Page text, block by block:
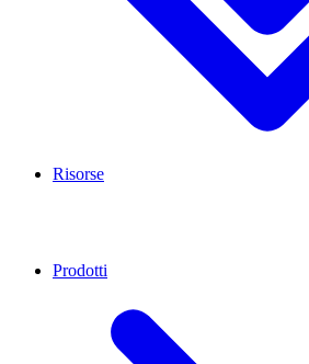
Risorse
Prodotti